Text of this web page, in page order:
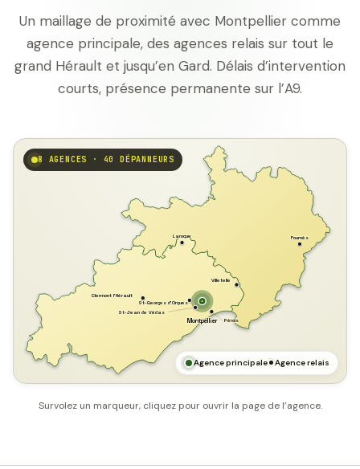
Un maillage de proximité avec Montpellier comme
agence principale, des agences relais sur tout le
grand Hérault et jusqu’en Gard. Délais d’intervention
courts, présence permanente sur l’A9.
Montpellier Pérols
Laroque Fournès
Villetelle
St-Georges d'Orques
Clermont l'Hérault
St-Jean de Védas
8 AGENCES · 40 DÉPANNEURS
Agence principale Agence relais
Survolez un marqueur, cliquez pour ouvrir la page de l’agence.